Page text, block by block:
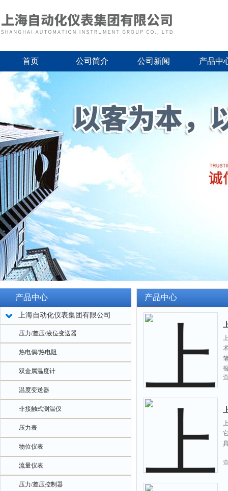
首页 公司简介 公司新闻 产品中
产品中心
上海自动化仪表集团有限公司
压力/差压/液位变送器
热电偶/热电阻
双金属温度计
温度变送器
非接触式测温仪
压力表
物位仪表
流量仪表
压力/差压控制器
产品中心